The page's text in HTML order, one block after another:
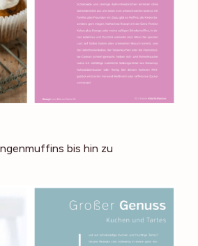
bis hin zu